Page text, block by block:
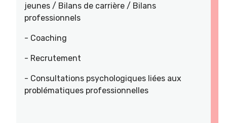
jeunes / Bilans de carrière / Bilans
professionnels
- Coaching
- Recrutement
- Consultations psychologiques liées aux
problématiques professionnelles